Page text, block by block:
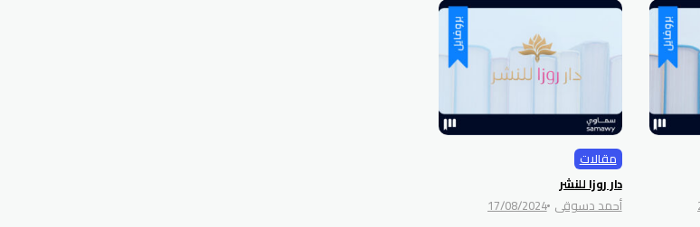
مقالات
دار روزا للنشر
أحمد دسوقي 17/08/2024